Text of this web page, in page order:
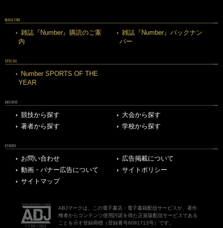
MAGAZINE
雑誌『Number』購読のご案
内
雑誌『Number』バックナン
バー
SPECIAL
Number SPORTS OF THE
YEAR
ARCHIVE
競技から探す
大会から探す
著者から探す
学校から探す
OTHERS
お問い合わせ
広告掲載について
動画・バナー広告について
サイトポリシー
サイトマップ
ABJマークは、この電子書店・電子書籍配信サービスが、著作
権者からコンテンツ使用許諾を得た正規版配信サービスである
ことを示す登録商標（登録番号6091713号）です。